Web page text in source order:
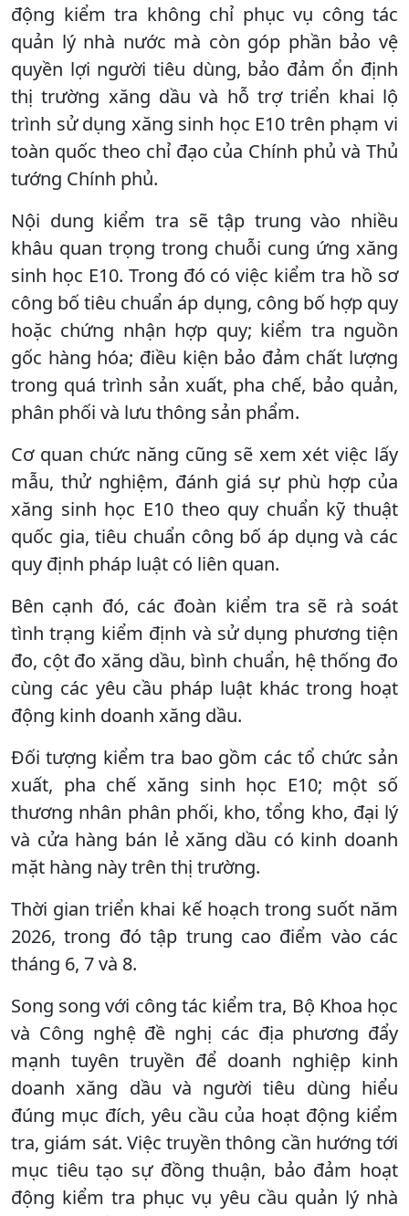
động kiểm tra không chỉ phục vụ công tác
quản lý nhà nước mà còn góp phần bảo vệ
quyền lợi người tiêu dùng, bảo đảm ổn định
thị trường xăng dầu và hỗ trợ triển khai lộ
trình sử dụng xăng sinh học E10 trên phạm vi
toàn quốc theo chỉ đạo của Chính phủ và Thủ
tướng Chính phủ.
Nội dung kiểm tra sẽ tập trung vào nhiều
khâu quan trọng trong chuỗi cung ứng xăng
sinh học E10. Trong đó có việc kiểm tra hồ sơ
công bố tiêu chuẩn áp dụng, công bố hợp quy
hoặc chứng nhận hợp quy; kiểm tra nguồn
gốc hàng hóa; điều kiện bảo đảm chất lượng
trong quá trình sản xuất, pha chế, bảo quản,
phân phối và lưu thông sản phẩm.
Cơ quan chức năng cũng sẽ xem xét việc lấy
mẫu, thử nghiệm, đánh giá sự phù hợp của
xăng sinh học E10 theo quy chuẩn kỹ thuật
quốc gia, tiêu chuẩn công bố áp dụng và các
quy định pháp luật có liên quan.
Bên cạnh đó, các đoàn kiểm tra sẽ rà soát
tình trạng kiểm định và sử dụng phương tiện
đo, cột đo xăng dầu, bình chuẩn, hệ thống đo
cùng các yêu cầu pháp luật khác trong hoạt
động kinh doanh xăng dầu.
Đối tượng kiểm tra bao gồm các tổ chức sản
xuất, pha chế xăng sinh học E10; một số
thương nhân phân phối, kho, tổng kho, đại lý
và cửa hàng bán lẻ xăng dầu có kinh doanh
mặt hàng này trên thị trường.
Thời gian triển khai kế hoạch trong suốt năm
2026, trong đó tập trung cao điểm vào các
tháng 6, 7 và 8.
Song song với công tác kiểm tra, Bộ Khoa học
và Công nghệ đề nghị các địa phương đẩy
mạnh tuyên truyền để doanh nghiệp kinh
doanh xăng dầu và người tiêu dùng hiểu
đúng mục đích, yêu cầu của hoạt động kiểm
tra, giám sát. Việc truyền thông cần hướng tới
mục tiêu tạo sự đồng thuận, bảo đảm hoạt
động kiểm tra phục vụ yêu cầu quản lý nhà